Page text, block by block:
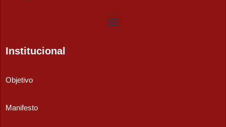
Institucional
Objetivo
Manifesto